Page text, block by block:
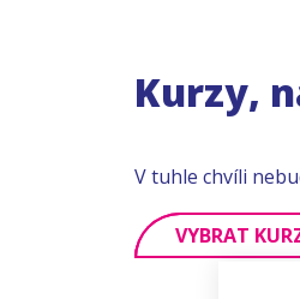
Kurzy,
V tuhle chvíli
VYBRAT